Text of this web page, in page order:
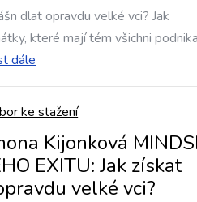
dlat opravdu velké vci? Jak
které mají tém všichni
dále
ke stažení
Kijonková
EXITU: Jak získat
velké vci?